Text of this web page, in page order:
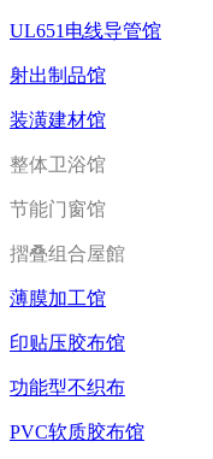
UL651电线导管馆
射出制品馆
装潢建材馆
整体卫浴馆
节能门窗馆
摺叠组合屋館
薄膜加工馆
印贴压胶布馆
功能型不织布
PVC软质胶布馆